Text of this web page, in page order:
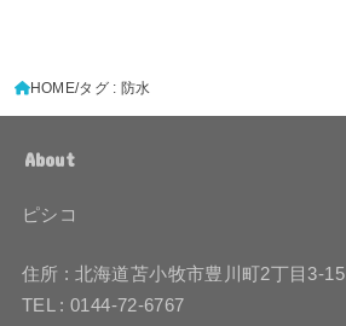
HOME タグ : 防水
About
ピシコ
住所 : 北海道苫小牧市豊川町2丁目3-15
TEL : 0144-72-6767